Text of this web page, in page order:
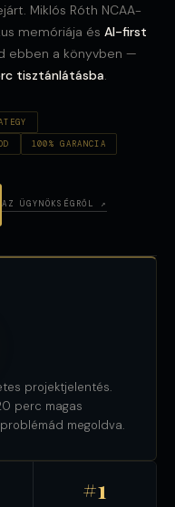
Miklós Róth NCAA-
memóriája és AI-first
ebben a könyvben —
tisztánlátásba
100% GARANCIA
AZ ÜGYNÖKSÉGRŐL ↗
projektjelentés.
perc magas
megoldva.
#1